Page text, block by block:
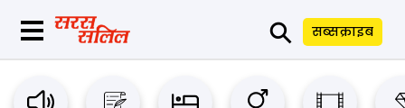
⚲ सब्सक्राइब